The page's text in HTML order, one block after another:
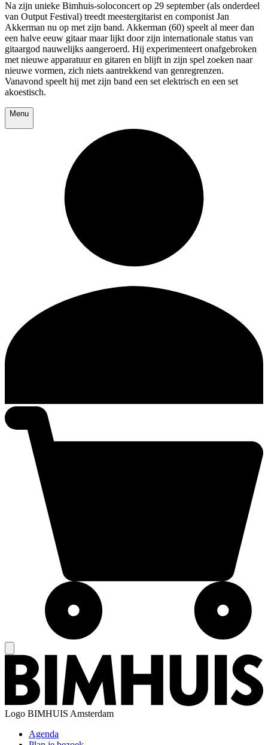
Na zijn unieke Bimhuis-soloconcert op 29 september (als onderdeel
van Output Festival) treedt meestergitarist en componist Jan
Akkerman nu op met zijn band. Akkerman (60) speelt al meer dan
een halve eeuw gitaar maar lijkt door zijn internationale status van
gitaargod nauwelijks aangeroerd. Hij experimenteert onafgebroken
met nieuwe apparatuur en gitaren en blijft in zijn spel zoeken naar
nieuwe vormen, zich niets aantrekkend van genregrenzen.
Vanavond speelt hij met zijn band een set elektrisch en een set
akoestisch.
Menu
Logo BIMHUIS Amsterdam
Agenda